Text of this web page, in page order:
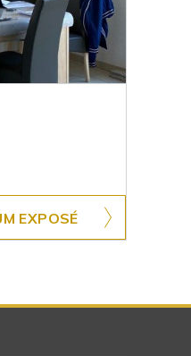
EXPOSÉ